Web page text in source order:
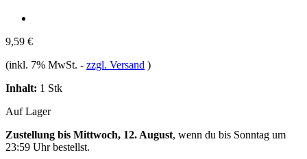
9,59 €
(inkl. 7% MwSt. - zzgl. Versand )
Inhalt: 1 Stk
Auf Lager
Zustellung bis Mittwoch, 12. August, wenn du bis Sonntag um
23:59 Uhrbestellst.